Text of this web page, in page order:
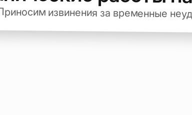
извинения за временные